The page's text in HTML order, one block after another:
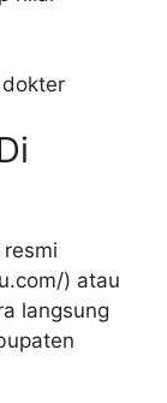
) atau
langsung